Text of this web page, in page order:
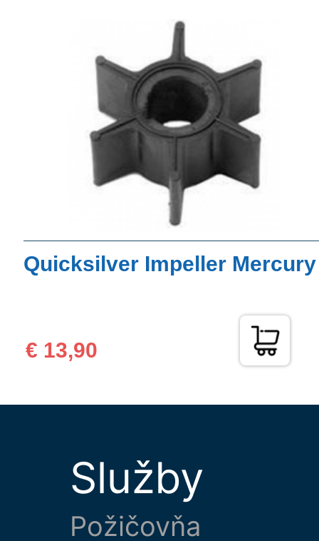
Quicksilver Impeller Mercury
€ 13,90
Služby
Požičovňa